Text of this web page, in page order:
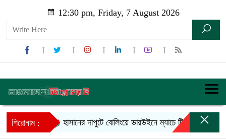
12:30 pm, Friday, 7 August 2026
শিরোনাম : হাসানের দাপুটে বোলিংয়ে ডারউইনে ম্যাচে টিকে আছে×